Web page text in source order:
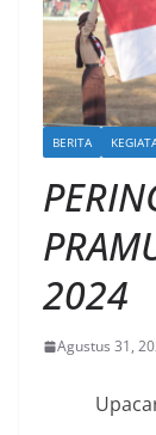
BERITA
2024
Agustus 31,